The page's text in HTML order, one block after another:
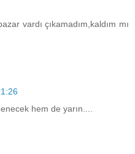
vardı çıkamadım,kaldım mı
hem de yarın....